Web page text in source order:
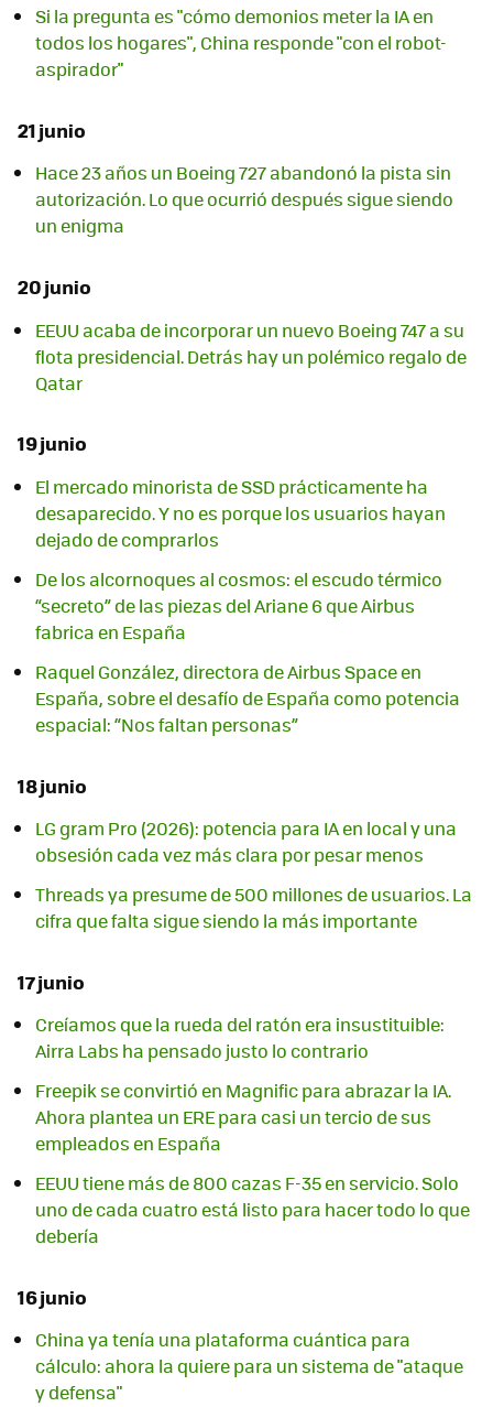
Si la pregunta es "cómo demonios meter la IA en
todos los hogares", China responde "con el robot-
aspirador"
21 junio
Hace 23 años un Boeing 727 abandonó la pista sin
autorización. Lo que ocurrió después sigue siendo
un enigma
20 junio
EEUU acaba de incorporar un nuevo Boeing 747 a su
flota presidencial. Detrás hay un polémico regalo de
Qatar
19 junio
El mercado minorista de SSD prácticamente ha
desaparecido. Y no es porque los usuarios hayan
dejado de comprarlos
De los alcornoques al cosmos: el escudo térmico
“secreto” de las piezas del Ariane 6 que Airbus
fabrica en España
Raquel González, directora de Airbus Space en
España, sobre el desafío de España como potencia
espacial: “Nos faltan personas”
18 junio
LG gram Pro (2026): potencia para IA en local y una
obsesión cada vez más clara por pesar menos
Threads ya presume de 500 millones de usuarios. La
cifra que falta sigue siendo la más importante
17 junio
Creíamos que la rueda del ratón era insustituible:
Airra Labs ha pensado justo lo contrario
Freepik se convirtió en Magnific para abrazar la IA.
Ahora plantea un ERE para casi un tercio de sus
empleados en España
EEUU tiene más de 800 cazas F-35 en servicio. Solo
uno de cada cuatro está listo para hacer todo lo que
debería
16 junio
China ya tenía una plataforma cuántica para
cálculo: ahora la quiere para un sistema de "ataque
y defensa"